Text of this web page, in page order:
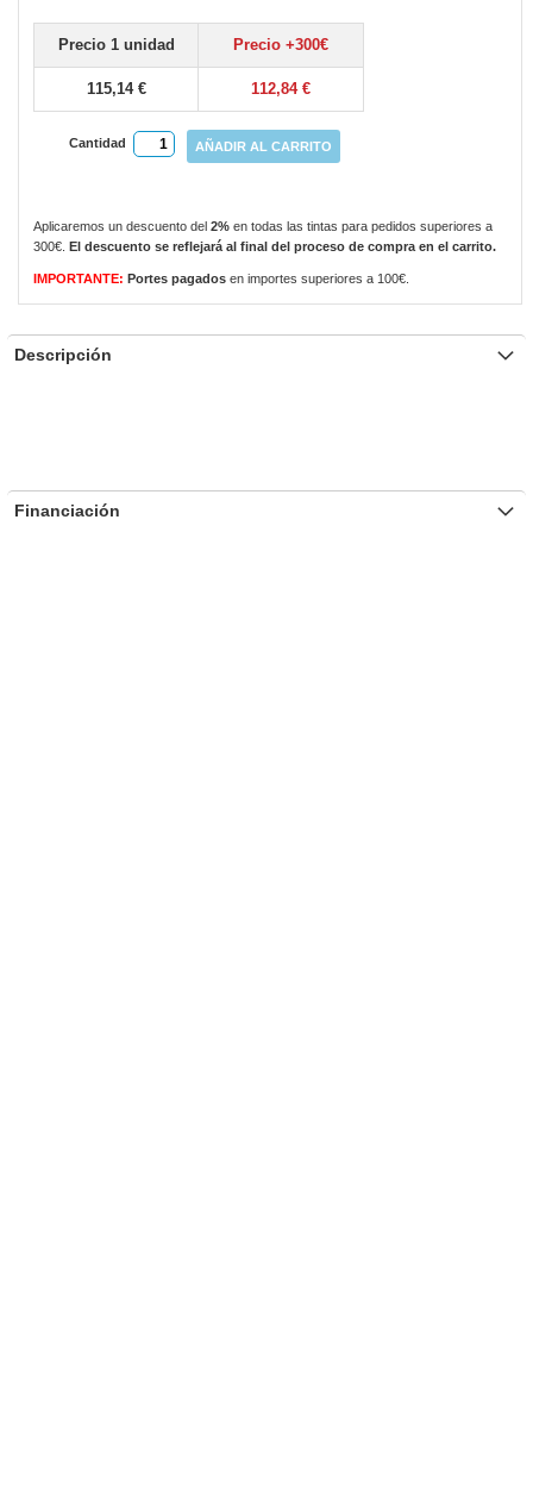
Precio 1 unidad Precio +300€
115,14 € 112,84 €
Cantidad AÑADIR AL CARRITO
Aplicaremos un descuento del 2% en todas las tintas para pedidos superiores a
300€.
El descuento se reflejará al final del proceso de compra en el carrito.
IMPORTANTE: Portes pagados en importes superiores a 100€.
the
images
gallery
Descripción
Financiación